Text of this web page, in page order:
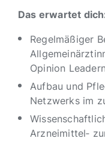
Das erwartet
Regelmäßiger
Opinion
Aufbau und
Netzwerks im
Arzneimittel‑